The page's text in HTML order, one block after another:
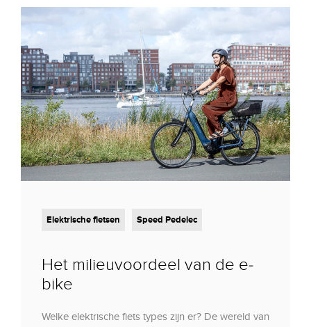
Elektrische fietsen Speed Pedelec
Het milieuvoordeel van de e-
bike
Welke elektrische fiets types zijn er? De wereld van